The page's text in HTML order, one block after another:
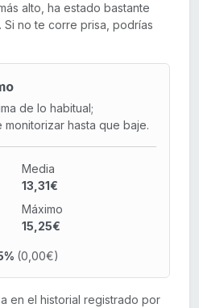
alto, ha estado bastante
Si no te corre prisa, podrías
de lo habitual;
hasta que baje.
Media
13,31€
Máximo
15,25€
(0,00€)
en el historial registrado por